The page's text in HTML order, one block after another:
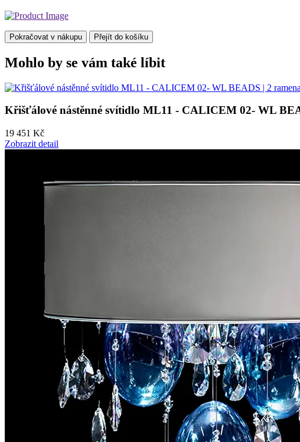
Pokračovat v nákupu Přejít do košíku
Mohlo by se vám také líbit
Křišťálové nástěnné svítidlo ML11 - CALICEM 02- WL
19 451 Kč
Zobrazit detail